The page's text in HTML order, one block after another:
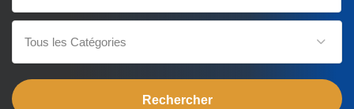
Tous les Catégories